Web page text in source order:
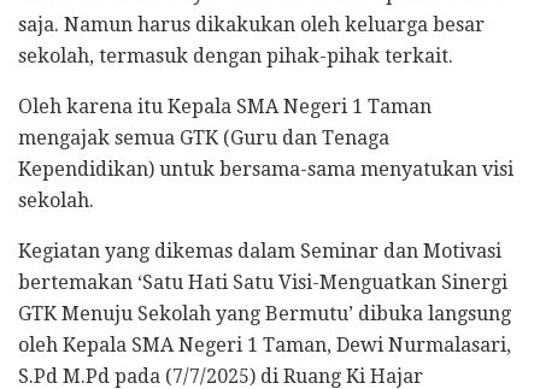
saja. Namun harus dikakukan oleh keluarga besar
sekolah, termasuk dengan pihak-pihak terkait.
Oleh karena itu Kepala SMA Negeri 1 Taman
mengajak semua GTK (Guru dan Tenaga
Kependidikan) untuk bersama-sama menyatukan visi
sekolah.
Kegiatan yang dikemas dalam Seminar dan Motivasi
bertemakan ‘Satu Hati Satu Visi-Menguatkan Sinergi
GTK Menuju Sekolah yang Bermutu’ dibuka langsung
oleh Kepala SMA Negeri 1 Taman, Dewi Nurmalasari,
S.Pd M.Pd pada (7/7/2025) di Ruang Ki Hajar